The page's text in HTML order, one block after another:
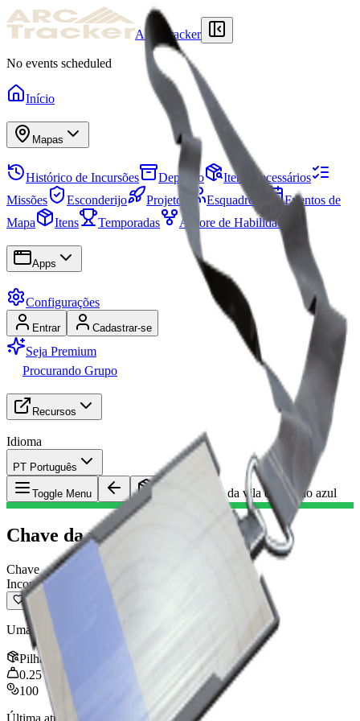
ARCTracker
No events scheduled
Início
Mapas
Histórico de Incursões Depósito
Itens Necessários
Missões
Esconderijo Projetos Esquadrões
Eventos de
Mapa
Itens Temporadas Árvore de Habilidades
Apps
Configurações
Entrar Cadastrar-se
Seja Premium
Procurando Grupo
Recursos
Idioma
PT Português
Toggle Menu Chave da vila do portão azul
Chave da vila do portão azul
Chave
Incomum
Uma chave para áreas dentro da vila do portão azul.
Pilha
0.25kg
100